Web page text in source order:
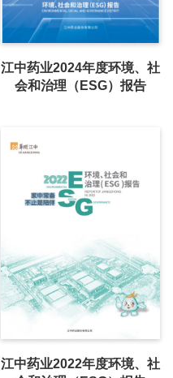
江中药业2024年度环境、社
会和治理（ESG）报告
江中药业2022年度环境、社